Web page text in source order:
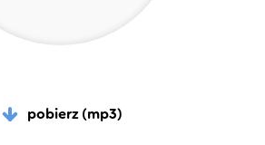
pobierz (mp3)